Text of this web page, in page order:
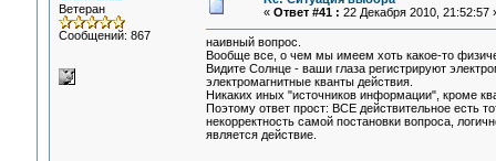
Ветеран
Сообщений: 867
« Ответ #41 : 22 Декабря 2010, 21:52:57
наивный вопрос.
Вообще все, о чем мы имеем хоть какое-то
Видите Солнце - ваши глаза регистрируют
электромагнитные кванты действия.
Никаких иных "источников информации", кроме
Поэтому ответ прост: ВСЕ действительное есть
некорректность самой постановки вопроса,
является действие.